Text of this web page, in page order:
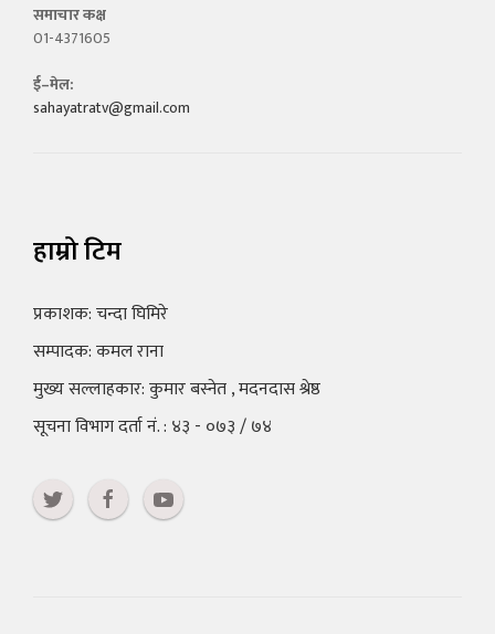
समाचार कक्ष
01-4371605
ई–मेल:
sahayatratv@gmail.com
हाम्रो टिम
प्रकाशक: चन्दा घिमिरे
सम्पादक: कमल राना
मुख्य सल्लाहकार: कुमार बस्नेत , मदनदास श्रेष्ठ
सूचना विभाग दर्ता नं. : ४३ - ०७३ / ७४